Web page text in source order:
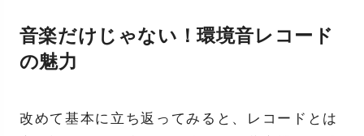
音楽だけじゃない！環境音レコード
の魅力
改めて基本に立ち返ってみると、レコードとは